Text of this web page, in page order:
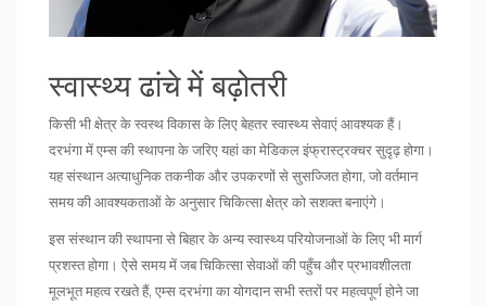
स्वास्थ्य ढांचे में बढ़ोतरी
किसी भी क्षेत्र के स्वस्थ विकास के लिए बेहतर स्वास्थ्य सेवाएं आवश्यक हैं।
दरभंगा में एम्स की स्थापना के जरिए यहां का मेडिकल इंफ्रास्ट्रक्चर सुदृढ़ होगा।
यह संस्थान अत्याधुनिक तकनीक और उपकरणों से सुसज्जित होगा, जो वर्तमान
समय की आवश्यकताओं के अनुसार चिकित्सा क्षेत्र को सशक्त बनाएंगे।
इस संस्थान की स्थापना से बिहार के अन्य स्वास्थ्य परियोजनाओं के लिए भी मार्ग
प्रशस्त होगा। ऐसे समय में जब चिकित्सा सेवाओं की पहुँच और प्रभावशीलता
मूलभूत महत्व रखते हैं, एम्स दरभंगा का योगदान सभी स्तरों पर महत्वपूर्ण होने जा